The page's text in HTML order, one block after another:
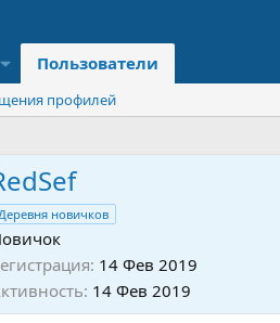
Пользователи
профилей
Деревня новичков
14 Фев 2019
14 Фев 2019